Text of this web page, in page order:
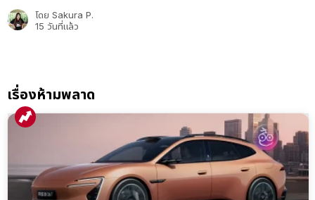
โดย Sakura P.
15 วันที่แล้ว
เรื่องห้ามพลาด